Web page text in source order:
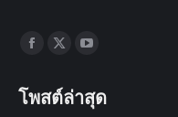
Find us on:
โพสต์ล่าสุด